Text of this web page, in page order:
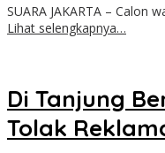
SUARA JAKARTA – Calon
Lihat selengkapnya…
Di Tanjung
Tolak